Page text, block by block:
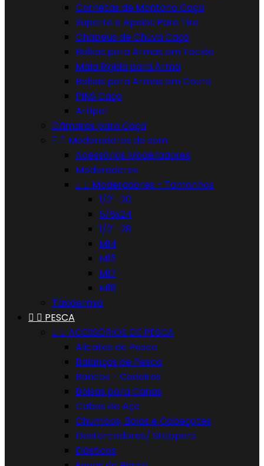
Cornetas de Montaria Caça
Suporte e Apoios Para Tiro
Chapeus de Chuva Caça
Bolsas para Armas em Tecido
Mala Rigida para Arma
Bolsas para Armas em Couro
PINS Caça
Artipel
Câmaras para Caça
  Moderadores de som
Acessórios Moderadores
Moderadores
  Moderadores - Tamanhos
1/2"-20
5/8x24
1/2"-28
M14
M15
M17
M18
Taxidermia
  PESCA
  ACESSÓRIOS DE PESCA
Alicates de Pesca
Balanças de Pesca
Bancos - Cadeiras
Bolsas para Canas
Cabos de Aço
Chumbos, Balas e Cabeçotes
Destorcedores/ Stoppers
Elásticos